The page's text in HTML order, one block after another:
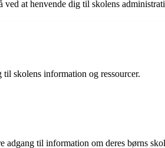
at henvende dig til skolens
skolens information og ressourcer.
til information om deres børns